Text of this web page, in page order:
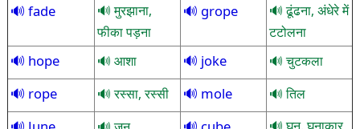
fade
मुरझाना,
फीका पड़ना
grope
ढूंढना, अंधेरे में
टटोलना
hope आशा joke चुटकला
rope रस्सा, रस्सी mole तिल